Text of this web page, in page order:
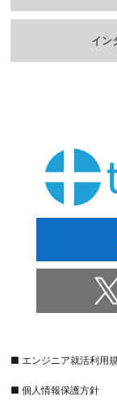
イン
■ エンジニア就活利用
■ 個人情報保護方針